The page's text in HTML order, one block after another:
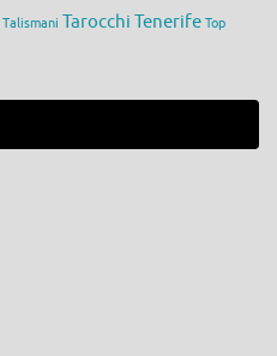
Talismani Tarocchi Tenerife Top